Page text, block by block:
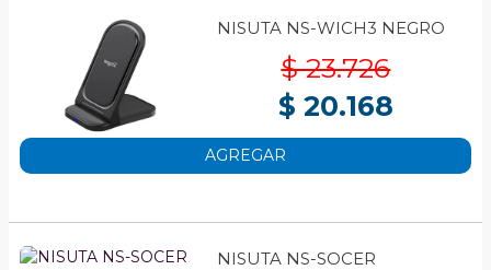
NISUTA NS-WICH3 NEGRO
$ 23.726
$ 20.168
AGREGAR
NISUTA NS-SOCER